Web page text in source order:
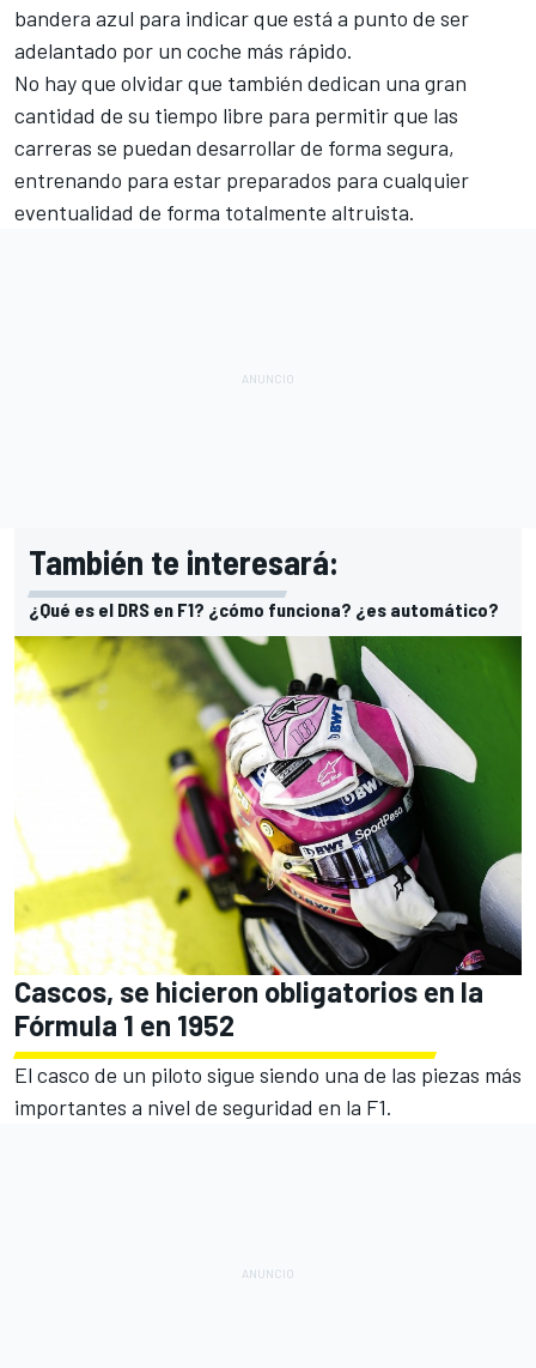
bandera azul para indicar que está a punto de ser
adelantado por un coche más rápido.
No hay que olvidar que también dedican una gran
cantidad de su tiempo libre para permitir que las
carreras se puedan desarrollar de forma segura,
entrenando para estar preparados para cualquier
eventualidad de forma totalmente altruista.
También te interesará:
¿Qué es el DRS en F1? ¿cómo funciona? ¿es automático?
Cascos, se hicieron obligatorios en la
Fórmula 1 en 1952
El casco de un piloto sigue siendo una de las piezas más
importantes a nivel de seguridad en la F1.